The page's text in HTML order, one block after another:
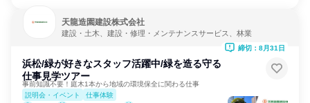
天龍造園建設株式会社
建設・土木、建設・修理・メンテナンスサービス、林業
浜松/緑が好きなスタッフ活躍中/緑を造る守る
仕事見学ツアー
事前知識不要！庭木1本から地域の環境保全に関わる仕事
説明会・イベント
仕事体験
締切：8月31日